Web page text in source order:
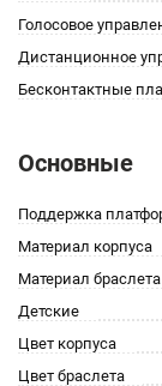
Голосовое
Дистанционное
Бесконтактные
Основные
Поддержка
Материал корпуса
Материал браслета
Детские
Цвет корпуса
Цвет браслета